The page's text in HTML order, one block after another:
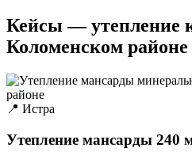
Кейсы — утепление
Коломенском районе
📍 Истра
Утепление мансарды 240